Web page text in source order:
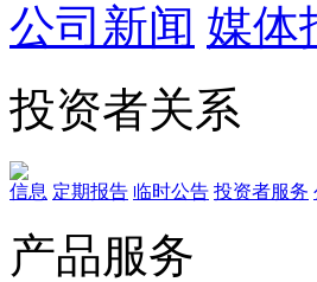
公司新闻 媒体
投资者关系
信息 定期报告 临时公告 投资者服务
产品服务